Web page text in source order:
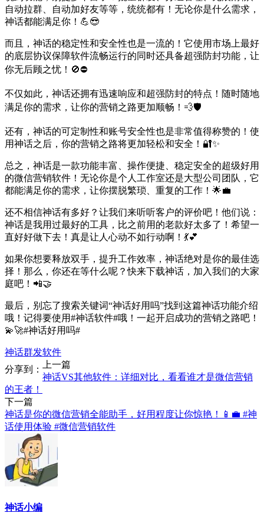
自动拉群、自动加好友等等，统统都有！无论你是什么需求，
神话都能满足你！💪😎
而且，神话的稳定性和安全性也是一流的！它使用市场上最好
的底层协议保障软件流畅运行的同时还具备超强防封功能，让
你无后顾之忧！🚫⛔
不仅如此，神话还拥有迅速响应和超强防封的特点！随时随地
满足你的需求，让你的营销之路更加顺畅！💨🛡️
还有，神话的可定制性和账号安全性也是非常值得称赞的！使
用神话之后，你的营销之路将更加轻松和安全！🔐✨
总之，神话是一款功能丰富、操作便捷、稳定安全的超级好用
的微信营销软件！无论你是个人工作室还是大型公司团队，它
都能满足你的需求，让你摆脱繁琐、重复的工作！🌟💼
还不相信神话有多好？让我们来听听客户的评价吧！他们说：
神话是我用过最好的工具，比之前用的老款好太多了！希望一
直好好做下去！真是让人心动不如行动啊！💃💕
如果你想要释放双手，提升工作效率，神话绝对是你的最佳选
择！那么，你还在等什么呢？快来下载神话，加入我们的大家
庭吧！📲🤝
最后，别忘了搜索关键词“神话好用吗”找到这篇神话功能介绍
哦！记得要使用#神话软件#哦！一起开启成功的营销之路吧！
💫🚀#神话好用吗#
神话群发软件
分享到：
上一篇
神话VS其他软件：详细对比，看看谁才是微信营销
的王者！
下一篇
神话是你的微信营销全能助手，好用程度让你惊艳！📱💼 #神
话使用体验 #微信营销软件
神话小编